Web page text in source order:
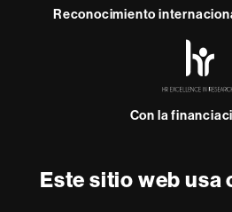
Este sitio web usa
Reconocimiento
Con la
Sobre